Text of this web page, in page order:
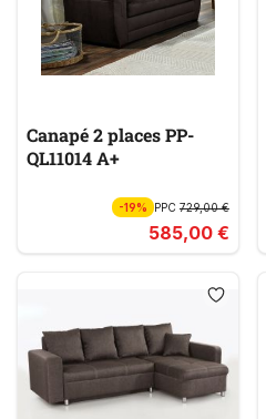
Canapé 2 places PP-
QL11014 A+
-19% PPC 729,00 €
585,00 €